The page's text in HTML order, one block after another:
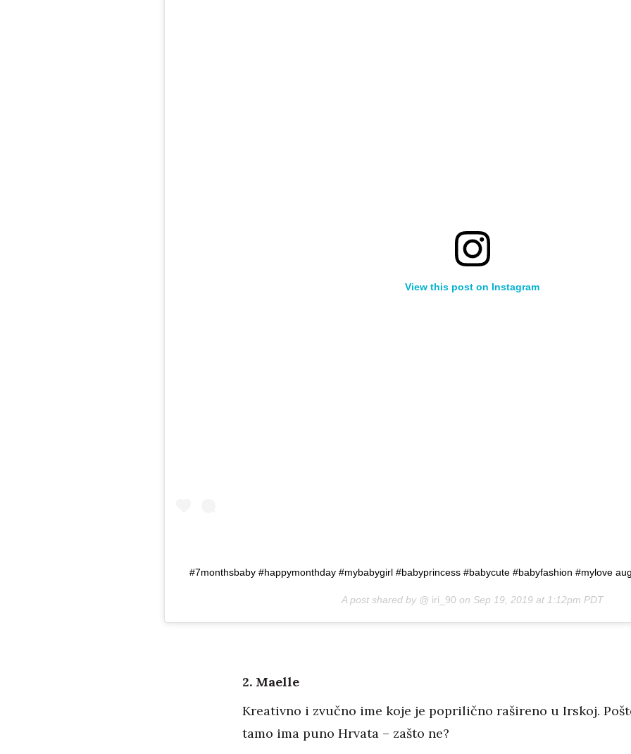
View this post on Instagram
#7monthsbaby #happymonthday #mybabygirl #babyprincess #babycute #babyfashion #mylove
A post shared by @ iri_90 on Sep 19, 2019 at 1:12pm PDT
2. Maelle
Kreativno i zvučno ime koje je poprilično rašireno u Irskoj.
tamo ima puno Hrvata – zašto ne?